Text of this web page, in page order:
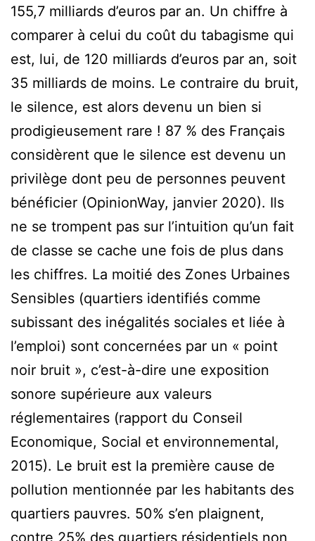
155,7 milliards d’euros par an. Un chiffre à
comparer à celui du coût du tabagisme qui
est, lui, de 120 milliards d’euros par an, soit
35 milliards de moins. Le contraire du bruit,
le silence, est alors devenu un bien si
prodigieusement rare ! 87 % des Français
considèrent que le silence est devenu un
privilège dont peu de personnes peuvent
bénéficier (OpinionWay, janvier 2020). Ils
ne se trompent pas sur l’intuition qu’un fait
de classe se cache une fois de plus dans
les chiffres. La moitié des Zones Urbaines
Sensibles (quartiers identifiés comme
subissant des inégalités sociales et liée à
l’emploi) sont concernées par un « point
noir bruit », c’est-à-dire une exposition
sonore supérieure aux valeurs
réglementaires (rapport du Conseil
Economique, Social et environnemental,
2015). Le bruit est la première cause de
pollution mentionnée par les habitants des
quartiers pauvres. 50% s’en plaignent,
contre 25% des quartiers résidentiels non